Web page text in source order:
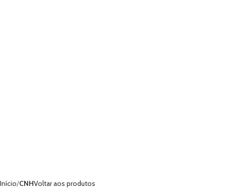
Início CNHVoltar aos produtos